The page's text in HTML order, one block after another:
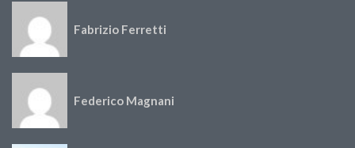
Fabrizio Ferretti
Federico Magnani